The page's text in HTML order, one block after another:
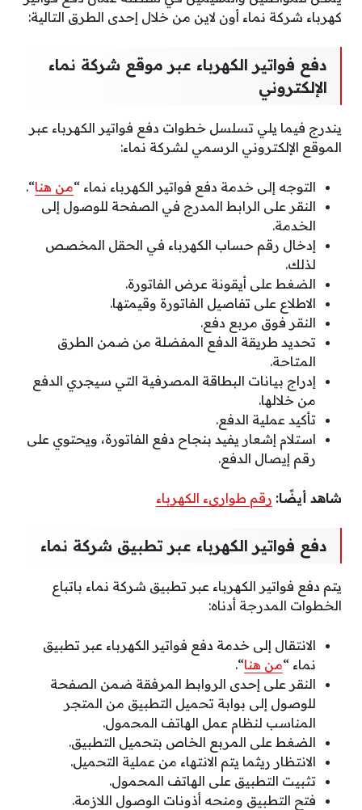
كهرباء شركة نماء أون لاين من خلال إحدى الطرق التالية:
دفع فواتير الكهرباء عبر موقع شركة نماء
الإلكتروني
يندرج فيما يلي تسلسل خطوات دفع فواتير الكهرباء عبر
الموقع الإلكتروني الرسمي لشركة نماء:
التوجه إلى خدمة دفع فواتير الكهرباء نماء “من هنا“.
النقر على الرابط المدرج في الصفحة للوصول إلى
الخدمة.
إدخال رقم حساب الكهرباء في الحقل المخصص
لذلك.
الضغط على أيقونة عرض الفاتورة.
الاطلاع على تفاصيل الفاتورة وقيمتها.
النقر فوق مربع دفع.
تحديد طريقة الدفع المفضلة من ضمن الطرق
المتاحة.
إدراج بيانات البطاقة المصرفية التي سيجري الدفع
من خلالها.
تأكيد عملية الدفع.
استلام إشعار يفيد بنجاح دفع الفاتورة، ويحتوي على
رقم إيصال الدفع.
شاهد أيضًا: رقم طوارىء الكهرباء
دفع فواتير الكهرباء عبر تطبيق شركة نماء
يتم دفع فواتير الكهرباء عبر تطبيق شركة نماء باتباع
الخطوات المدرجة أدناه:
الانتقال إلى خدمة دفع فواتير الكهرباء عبر تطبيق
نماء “من هنا“.
النقر على إحدى الروابط المرفقة ضمن الصفحة
للوصول إلى بوابة تحميل التطبيق من المتجر
المناسب لنظام عمل الهاتف المحمول.
الضغط على المربع الخاص بتحميل التطبيق.
الانتظار ريثما يتم الانتهاء من عملية التحميل.
تثبيت التطبيق على الهاتف المحمول.
فتح التطبيق ومنحه أذونات الوصول اللازمة.